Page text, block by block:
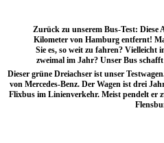
Zurück zu unserem Bus-Test: Diese
Kilometer von Hamburg entfernt!
Sie es, so weit zu fahren? Vielleicht
zweimal im Jahr? Unser Bus
Dieser grüne Dreiachser ist unser
von Mercedes-Benz. Der Wagen ist drei
Flixbus im Linienverkehr. Meist pendelt er